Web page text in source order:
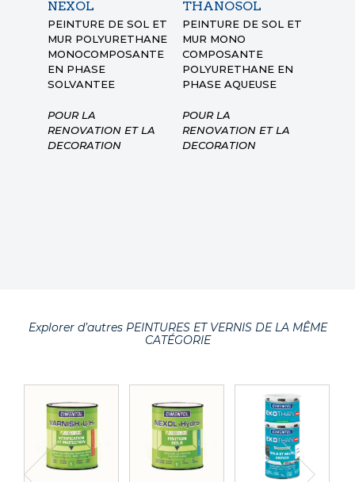
NEXOL
PEINTURE DE SOL ET
MUR POLYURETHANE
MONOCOMPOSANTE
EN PHASE
SOLVANTEE
POUR LA
RENOVATION ET LA
DECORATION
THANOSOL
PEINTURE DE SOL ET
MUR MONO
COMPOSANTE
POLYURETHANE EN
PHASE AQUEUSE
POUR LA
RENOVATION ET LA
DECORATION
Explorer d’autres PEINTURES ET VERNIS DE LA MÊME
CATÉGORIE